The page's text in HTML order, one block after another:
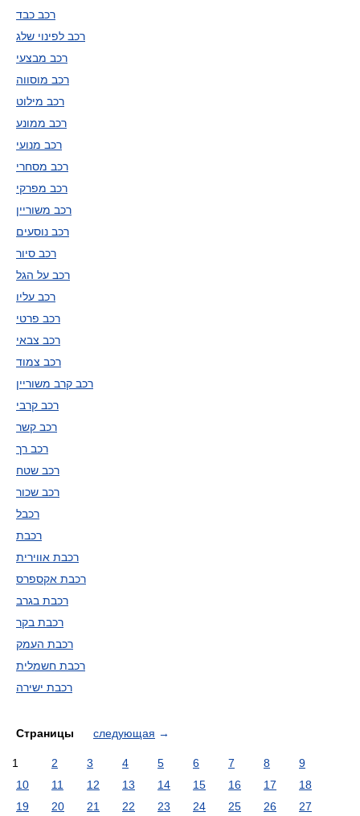
רכב כבד
רכב לפינוי שלג
רכב מבצעי
רכב מוסווה
רכב מילוט
רכב ממונע
רכב מנועי
רכב מסחרי
רכב מפרקי
רכב משוריין
רכב נוסעים
רכב סיור
רכב על הגל
רכב עליו
רכב פרטי
רכב צבאי
רכב צמוד
רכב קרב משוריין
רכב קרבי
רכב קשר
רכב רך
רכב שטח
רכב שכור
רכבל
רכבת
רכבת אווירית
רכבת אקספרס
רכבת בגרב
רכבת בקר
רכבת העמק
רכבת חשמלית
רכבת ישירה
Страницы следующая →
1 2 3 4 5 6 7 8
9
10
11 12 13 14 15 16 17
18
19
20 21 22 23 24 25 26 27